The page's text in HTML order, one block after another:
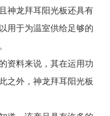
神龙拜耳阳光板还具有
用于为温室供给足够的
资料来说，其在运用功
之外，神龙拜耳阳光板